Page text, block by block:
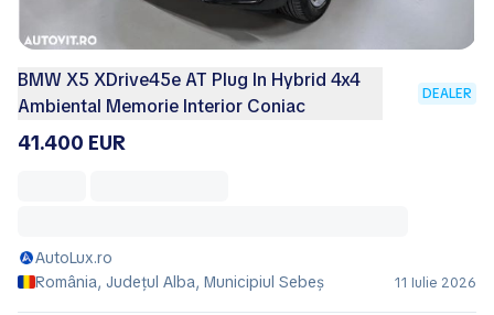
BMW X5 XDrive45e AT Plug In Hybrid 4x4
Ambiental Memorie Interior Coniac
DEALER
41.400 EUR
AutoLux.ro
România, Județul Alba, Municipiul Sebeş
11 Iulie 2026